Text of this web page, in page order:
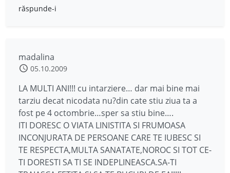
răspunde-i
madalina
05.10.2009
LA MULTI ANI!!! cu intarziere… dar mai bine mai
tarziu decat nicodata nu?din cate stiu ziua ta a
fost pe 4 octombrie…sper sa stiu bine….
ITI DORESC O VIATA LINISTITA SI FRUMOASA
INCONJURATA DE PERSOANE CARE TE IUBESC SI
TE RESPECTA,MULTA SANATATE,NOROC SI TOT CE-
TI DORESTI SA TI SE INDEPLINEASCA.SA-TI